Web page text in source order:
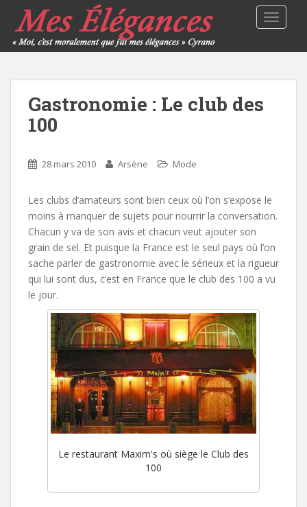
Gastronomie : Le club des
100
28 mars 2010 Arsène Mode
Les clubs d’amateurs sont bien ceux où l’on s’expose le
moins à manquer de sujets pour nourrir la conversation.
Chacun y va de son avis et chacun veut ajouter son
grain de sel. Et puisque la France est le seul pays où l’on
sache parler de gastronomie avec le sérieux et la rigueur
qui lui sont dus, c’est en France que le club des 100 a vu
le jour.
Le restaurant Maxim's où siège le Club des
100